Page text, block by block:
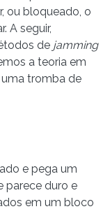
ou bloqueado, o
A seguir,
de jamming
a teoria em
tromba de
e pega um
parece duro e
em um bloco